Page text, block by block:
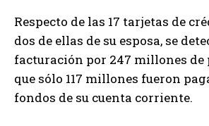
Respecto de las 17 tarjetas de
dos de ellas de su esposa, se
facturación por 247 millones de
que sólo 117 millones fueron
fondos de su cuenta corriente.